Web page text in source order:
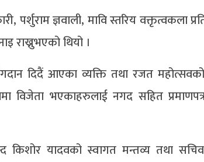
पर्शुराम ज्ञवाली, मावि स्तरिय वक्तृत्वकला
राख्नुभएको थियो ।
दिदैं आएका व्यक्ति तथा रजत
विजेता भएकाहरुलाई नगद सहित
किशोर यादवको स्वागत मन्तव्य तथा